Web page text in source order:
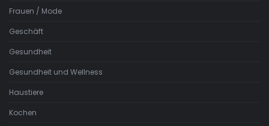
Frauen / Mode
Geschäft
Gesundheit
Gesundheit und Wellness
Haustiere
Kochen